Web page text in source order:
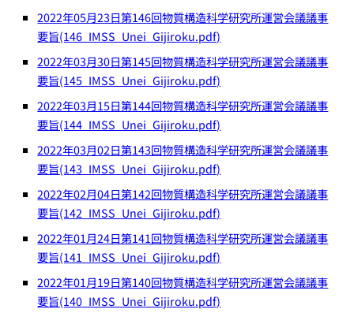
2022年05月23日第146回物質構造科学研究所運営会議議事
要旨(146_IMSS_Unei_Gijiroku.pdf)
2022年03月30日第145回物質構造科学研究所運営会議議事
要旨(145_IMSS_Unei_Gijiroku.pdf)
2022年03月15日第144回物質構造科学研究所運営会議議事
要旨(144_IMSS_Unei_Gijiroku.pdf)
2022年03月02日第143回物質構造科学研究所運営会議議事
要旨(143_IMSS_Unei_Gijiroku.pdf)
2022年02月04日第142回物質構造科学研究所運営会議議事
要旨(142_IMSS_Unei_Gijiroku.pdf)
2022年01月24日第141回物質構造科学研究所運営会議議事
要旨(141_IMSS_Unei_Gijiroku.pdf)
2022年01月19日第140回物質構造科学研究所運営会議議事
要旨(140_IMSS_Unei_Gijiroku.pdf)